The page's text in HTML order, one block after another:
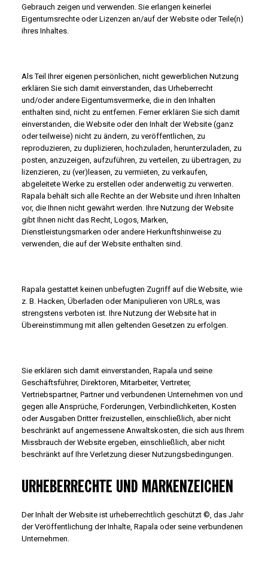
Gebrauch zeigen und verwenden. Sie erlangen keinerlei
Eigentumsrechte oder Lizenzen an/auf der Website oder Teile(n)
ihres Inhaltes.
Als Teil Ihrer eigenen persönlichen, nicht gewerblichen Nutzung
erklären Sie sich damit einverstanden, das Urheberrecht
und/oder andere Eigentumsvermerke, die in den Inhalten
enthalten sind, nicht zu entfernen. Ferner erklären Sie sich damit
einverstanden, die Website oder den Inhalt der Website (ganz
oder teilweise) nicht zu ändern, zu veröffentlichen, zu
reproduzieren, zu duplizieren, hochzuladen, herunterzuladen, zu
posten, anzuzeigen, aufzuführen, zu verteilen, zu übertragen, zu
lizenzieren, zu (ver)leasen, zu vermieten, zu verkaufen,
abgeleitete Werke zu erstellen oder anderweitig zu verwerten.
Rapala behält sich alle Rechte an der Website und ihren Inhalten
vor, die Ihnen nicht gewährt werden. Ihre Nutzung der Website
gibt Ihnen nicht das Recht, Logos, Marken,
Dienstleistungsmarken oder andere Herkunftshinweise zu
verwenden, die auf der Website enthalten sind.
Rapala gestattet keinen unbefugten Zugriff auf die Website, wie
z. B. Hacken, Überladen oder Manipulieren von URLs, was
strengstens verboten ist. Ihre Nutzung der Website hat in
Übereinstimmung mit allen geltenden Gesetzen zu erfolgen.
Sie erklären sich damit einverstanden, Rapala und seine
Geschäftsführer, Direktoren, Mitarbeiter, Vertreter,
Vertriebspartner, Partner und verbundenen Unternehmen von und
gegen alle Ansprüche, Forderungen, Verbindlichkeiten, Kosten
oder Ausgaben Dritter freizustellen, einschließlich, aber nicht
beschränkt auf angemessene Anwaltskosten, die sich aus Ihrem
Missbrauch der Website ergeben, einschließlich, aber nicht
beschränkt auf Ihre Verletzung dieser Nutzungsbedingungen.
URHEBERRECHTE UND MARKENZEICHEN
Der Inhalt der Website ist urheberrechtlich geschützt ©, das Jahr
der Veröffentlichung der Inhalte, Rapala oder seine verbundenen
Unternehmen.